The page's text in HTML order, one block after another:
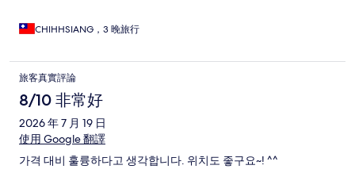
CHIHHSIANG，3 晚旅行
旅客真實評論
8/10 非常好
2026 年 7 月 19 日
使用 Google 翻譯
가격 대비 훌륭하다고 생각합니다. 위치도 좋구요~! ^^